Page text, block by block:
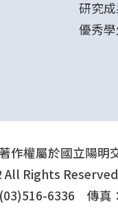
研究
優秀
作權屬於國立陽明
All Rights
6336 傳